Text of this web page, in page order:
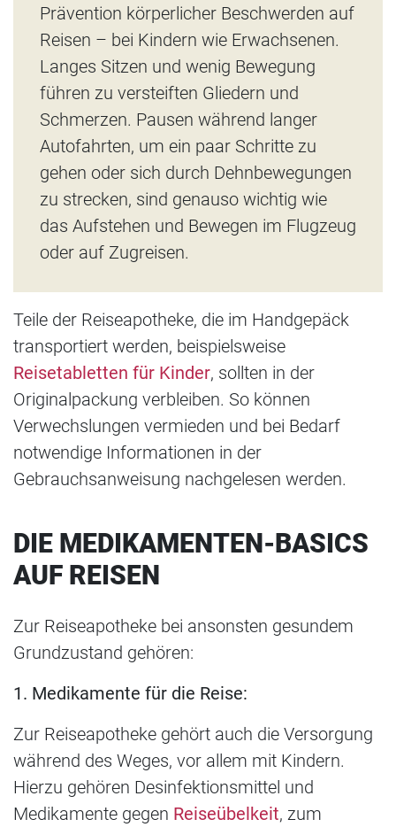
Prävention körperlicher Beschwerden auf
Reisen – bei Kindern wie Erwachsenen.
Langes Sitzen und wenig Bewegung
führen zu versteiften Gliedern und
Schmerzen. Pausen während langer
Autofahrten, um ein paar Schritte zu
gehen oder sich durch Dehnbewegungen
zu strecken, sind genauso wichtig wie
das Aufstehen und Bewegen im Flugzeug
oder auf Zugreisen.
Teile der Reiseapotheke, die im Handgepäck
transportiert werden, beispielsweise
Reisetabletten für Kinder, sollten in der
Originalpackung verbleiben. So können
Verwechslungen vermieden und bei Bedarf
notwendige Informationen in der
Gebrauchsanweisung nachgelesen werden.
DIE MEDIKAMENTEN-BASICS
AUF REISEN
Zur Reiseapotheke bei ansonsten gesundem
Grundzustand gehören:
1. Medikamente für die Reise:
Zur Reiseapotheke gehört auch die Versorgung
während des Weges, vor allem mit Kindern.
Hierzu gehören Desinfektionsmittel und
Medikamente gegen Reiseübelkeit, zum